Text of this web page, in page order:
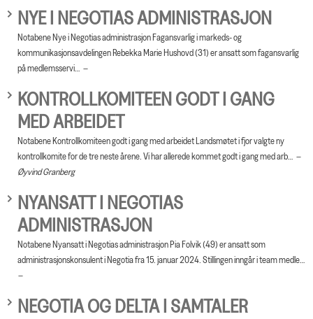
NYE I NEGOTIAS ADMINISTRASJON
Notabene Nye i Negotias administrasjon Fagansvarlig i markeds- og
kommunikasjonsavdelingen Rebekka Marie Hushovd (31) er ansatt som fagansvarlig
på medlemsservi…
KONTROLLKOMITEEN GODT I GANG
MED ARBEIDET
Notabene Kontrollkomiteen godt i gang med arbeidet Landsmøtet i fjor valgte ny
kontrollkomite for de tre neste årene. Vi har allerede kommet godt i gang med arb…
Øyvind Granberg
NYANSATT I NEGOTIAS
ADMINISTRASJON
Notabene Nyansatt i Negotias administrasjon Pia Folvik (49) er ansatt som
administrasjonskonsulent i Negotia fra 15. januar 2024. Stillingen inngår i team medle…
NEGOTIA OG DELTA I SAMTALER